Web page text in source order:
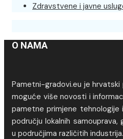
Zdravstvene i javne
O NAMA
Pametni-gradovi.eu je
moguće više novosti i
pametne primjene tehnologije
području lokalnih
u područjima različitih industrija.